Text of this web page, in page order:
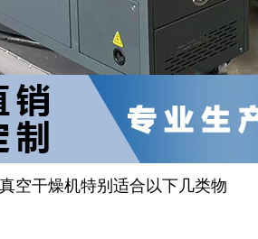
空干燥机特别适合以下几类物